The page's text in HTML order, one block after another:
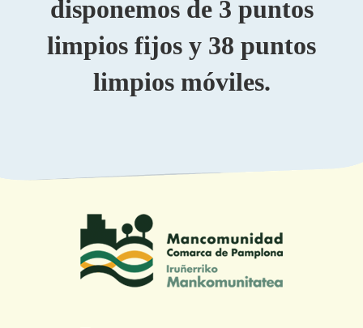
disponemos de 3 puntos
limpios fijos y 38 puntos
limpios móviles.